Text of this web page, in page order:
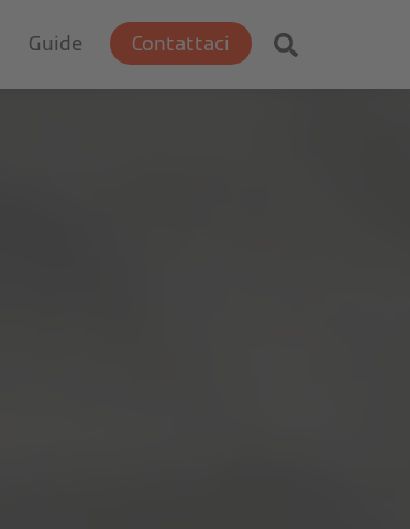
Guide Contattaci